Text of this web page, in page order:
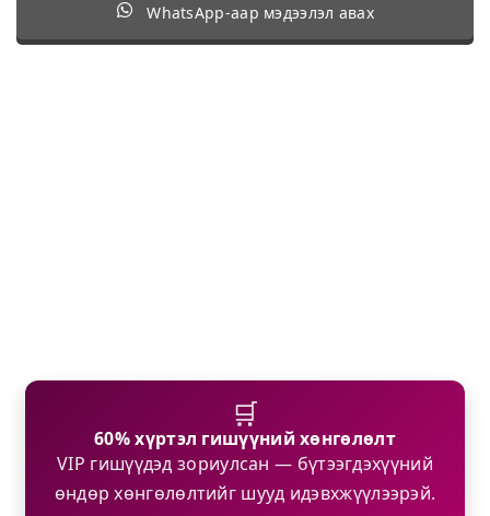
WhatsApp-аар мэдээлэл авах
🛒
60% хүртэл гишүүний хөнгөлөлт
VIP гишүүдэд зориулсан — бүтээгдэхүүний
өндөр хөнгөлөлтийг шууд идэвхжүүлээрэй.